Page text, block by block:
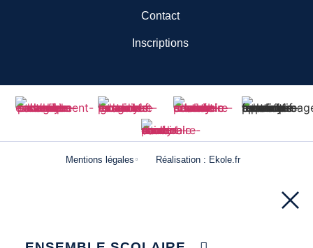
Contact
Inscriptions
Mentions légales Réalisation : Ekole.fr